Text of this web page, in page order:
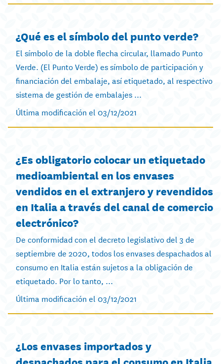
¿Qué es el símbolo del punto verde?
El símbolo de la doble flecha circular, llamado Punto
Verde. (El Punto Verde) es símbolo de participación y
financiación del embalaje, así etiquetado, al respectivo
sistema de gestión de embalajes ...
Última modificación el 03/12/2021
¿Es obligatorio colocar un etiquetado
medioambiental en los envases
vendidos en el extranjero y revendidos
en Italia a través del canal de comercio
electrónico?
De conformidad con el decreto legislativo del 3 de
septiembre de 2020, todos los envases despachados al
consumo en Italia están sujetos a la obligación de
etiquetado. Por lo tanto, ...
Última modificación el 03/12/2021
¿Los envases importados y